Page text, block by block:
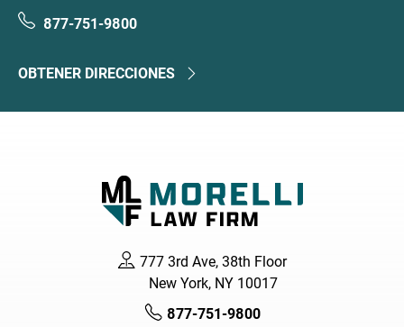
877-751-9800
OBTENER DIRECCIONES
777 3rd Ave, 38th Floor
New York, NY 10017
877-751-9800